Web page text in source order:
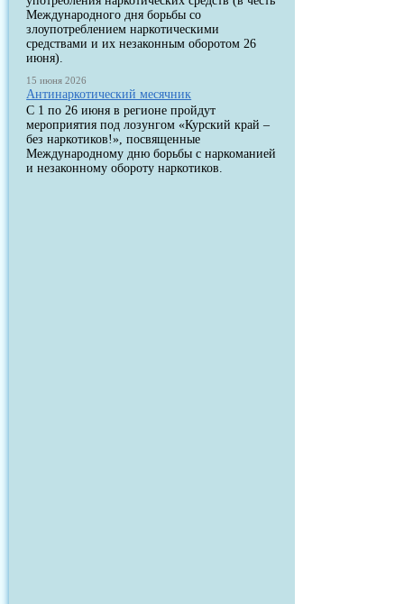
Международного дня борьбы со
злоупотреблением наркотическими
средствами и их незаконным оборотом 26
июня).
15 июня 2026
Антинаркотический месячник
С 1 по 26 июня в регионе пройдут
мероприятия под лозунгом «Курский край –
без наркотиков!», посвященные
Международному дню борьбы с наркоманией
и незаконному обороту наркотиков.